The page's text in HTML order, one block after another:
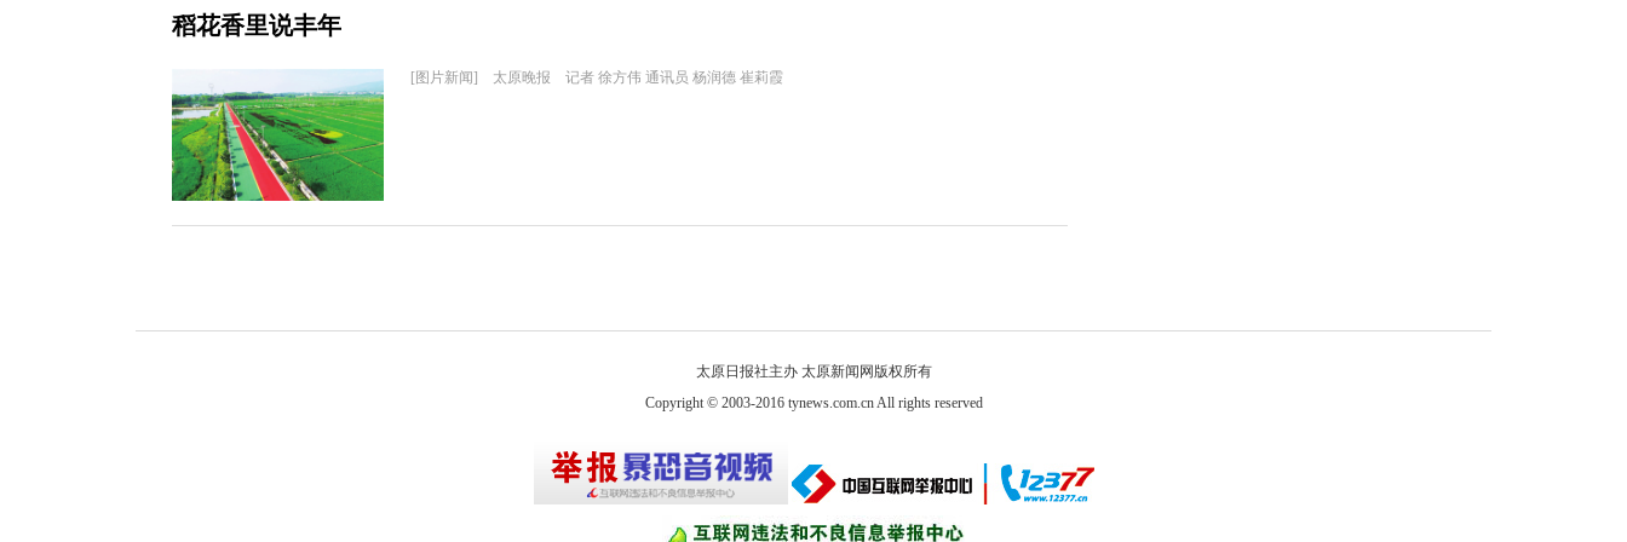
稻花香里说丰年
[图片新闻] 太原晚报 记者 徐方伟 通讯员 杨润德 崔莉霞
太原日报社主办 太原新闻网版权所有
Copyright © 2003-2016 tynews.com.cn All rights reserved